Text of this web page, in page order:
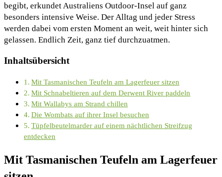
begibt, erkundet Australiens Outdoor-Insel auf ganz
besonders intensive Weise. Der Alltag und jeder Stress
werden dabei vom ersten Moment an weit, weit hinter sich
gelassen. Endlich Zeit, ganz tief durchzuatmen.
Inhaltsübersicht
Mit Tasmanischen Teufeln am Lagerfeuer sitzen
Mit Schnabeltieren auf dem Derwent River paddeln
Mit Wallabys am Strand chillen
Die Wombats auf ihrer Insel besuchen
Tüpfelbeutelmarder auf einem nächtlichen Streifzug
entdecken
Mit Tasmanischen Teufeln am Lagerfeuer